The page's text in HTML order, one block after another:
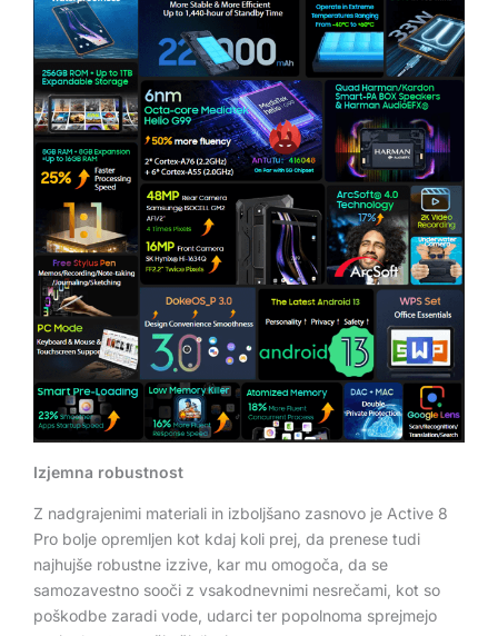
Izjemna robustnost
Z nadgrajenimi materiali in izboljšano zasnovo je Active 8
Pro bolje opremljen kot kdaj koli prej, da prenese tudi
najhujše robustne izzive, kar mu omogoča, da se
samozavestno sooči z vsakodnevnimi nesrečami, kot so
poškodbe zaradi vode, udarci ter popolnoma sprejmejo